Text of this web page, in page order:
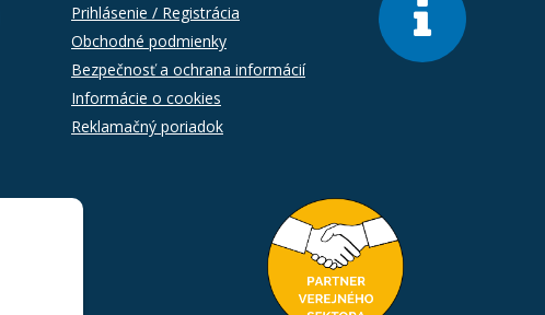
Prihlásenie / Registrácia
Obchodné podmienky
Bezpečnosť a ochrana informácií
Informácie o cookies
Reklamačný poriadok